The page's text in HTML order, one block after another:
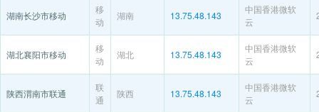
湖南长沙市移动
移
动
湖南 13.75.48.143
中国香港微软
云
湖北襄阳市移动
移
动
湖北 13.75.48.143
中国香港微软
云
陕西渭南市联通
联
通
陕西 13.75.48.143
中国香港微软
云